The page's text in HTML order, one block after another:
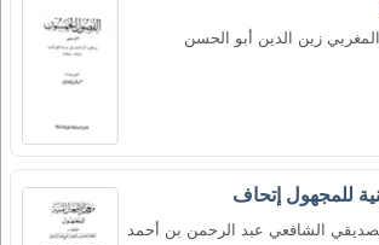
زين الدين أبو الحسن
للمجهول إتحاف
الشافعي عبد الرحمن بن أحمد